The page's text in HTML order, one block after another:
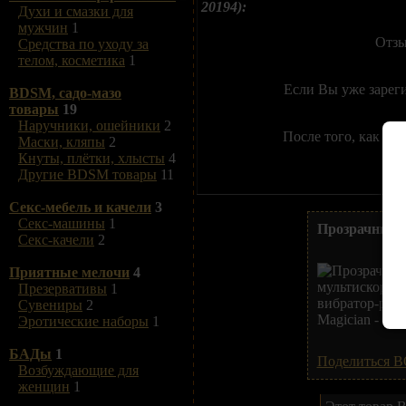
Духи и смазки для
мужчин 1
Средства по уходу за
телом, косметика 1
BDSM, садо-мазо
товары 19
Наручники, ошейники 2
Маски, кляпы 2
Кнуты, плётки, хлысты 4
Другие BDSM товары 11
Секс-мебель и качели 3
Секс-машины 1
Секс-качели 2
Приятные мелочи 4
Презервативы 1
Сувениры 2
Эротические наборы 1
БАДы 1
Возбуждающие для
женщин 1
20194):
Если Вы уже
После того, как Вы
Прозрачный
Поделиться